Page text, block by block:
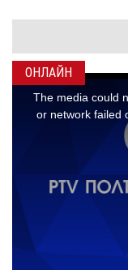
ОНЛАЙН